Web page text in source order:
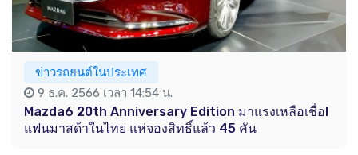
ข่าวรถยนต์ในประเทศ
9 ธ.ค. 2566 เวลา 14:54 น.
Mazda6 20th Anniversary Edition มาแรงเหลือเชื่อ!
แฟนมาสด้าในไทย แห่จองสิทธิ์แล้ว 45 คัน